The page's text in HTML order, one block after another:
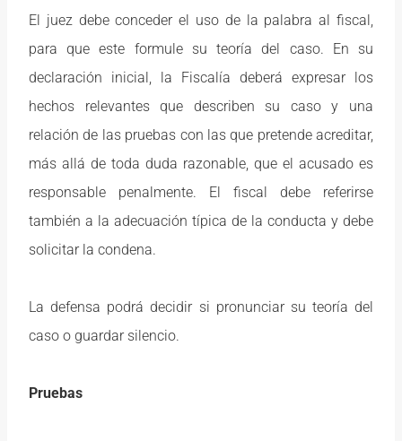
El juez debe conceder el uso de la palabra al fiscal,
para que este formule su teoría del caso. En su
declaración inicial, la Fiscalía deberá expresar los
hechos relevantes que describen su caso y una
relación de las pruebas con las que pretende acreditar,
más allá de toda duda razonable, que el acusado es
responsable penalmente. El fiscal debe referirse
también a la adecuación típica de la conducta y debe
solicitar la condena.
La defensa podrá decidir si pronunciar su teoría del
caso o guardar silencio.
Pruebas